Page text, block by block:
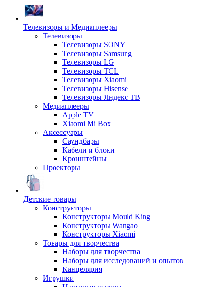
Телевизоры и Медиаплееры
Телевизоры
Телевизоры SONY
Телевизоры Samsung
Телевизоры LG
Телевизоры TCL
Телевизоры Xiaomi
Телевизоры Hisense
Телевизоры Яндекс ТВ
Медиаплееры
Apple TV
Xiaomi Mi Box
Аксессуары
Саундбары
Кабели и блоки
Кронштейны
Проекторы
Детские товары
Конструкторы
Конструкторы Mould King
Конструкторы Wangao
Конструкторы Xiaomi
Товары для творчества
Наборы для творчества
Наборы для исследований и опытов
Канцелярия
Игрушки